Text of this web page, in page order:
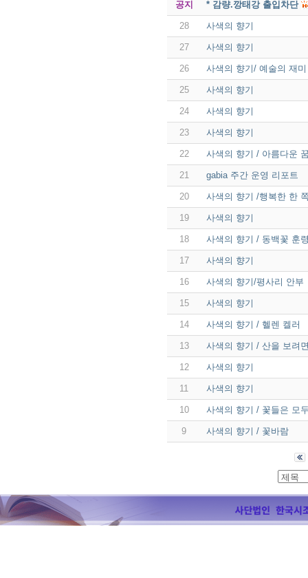
공지 * 감량.깡태강 출입차단
28 사색의 향기
27 사색의 향기
26 사색의 향기/ 예술의 재미
25 사색의 향기
24 사색의 향기
23 사색의 향기
22 사색의 향기 / 아름다운
21 gabia 주간 운영 리포트
20 사색의 향기 /행복한 한
19 사색의 향기
18 사색의 향기 / 동백꽃 훈
17 사색의 향기
16 사색의 향기/평사리 안부
15 사색의 향기
14 사색의 향기 / 헬렌 켈러
13 사색의 향기 / 산을 보려
12 사색의 향기
11 사색의 향기
10 사색의 향기 / 꽃들은 모
9 사색의 향기 / 꽃바람